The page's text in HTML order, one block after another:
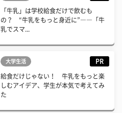
「牛乳」は学校給食だけで飲むも
の？ “牛乳をもっと身近に”――「牛
乳でスマ...
大学生活 PR
給食だけじゃない！ 牛乳をもっと楽
しむアイデア、学生が本気で考えてみ
た